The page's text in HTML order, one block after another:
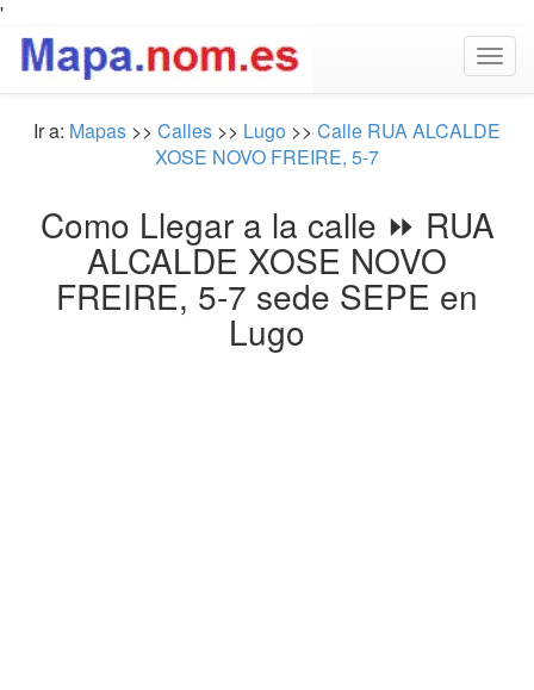
'
Ir a: Mapas >> Calles >> Lugo >> Calle RUA ALCALDE
XOSE NOVO FREIRE, 5-7
Como Llegar a la calle ⏩ RUA
ALCALDE XOSE NOVO
FREIRE, 5-7 sede SEPE en
Lugo